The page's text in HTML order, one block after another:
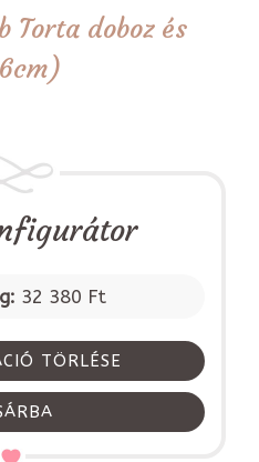
Torta doboz és
32 380 Ft
TÖRLÉSE